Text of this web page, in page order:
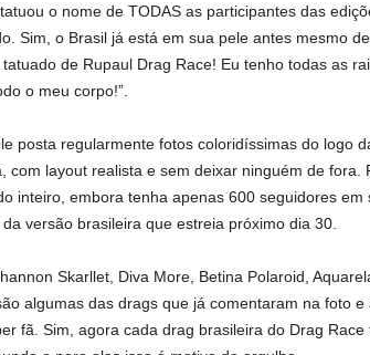
o nome de TODAS as participantes das
Sim, o Brasil já está em sua pele antes mesmo
de Rupaul Drag Race! Eu tenho todas as
o meu corpo!”.
posta regularmente fotos coloridíssimas do logo
com layout realista e sem deixar ninguém de fora.
inteiro, embora tenha apenas 600 seguidores em
versão brasileira que estreia próximo dia 30.
Skarllet, Diva More, Betina Polaroid,
algumas das drags que já comentaram na foto
fã. Sim, agora cada drag brasileira do Drag